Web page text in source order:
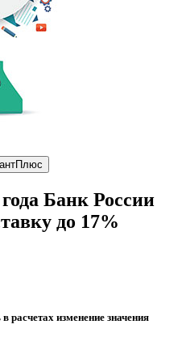
Банк России
до 17%
расчетах изменение значения